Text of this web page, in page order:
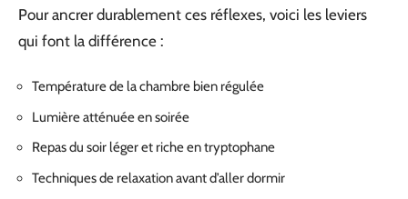
Pour ancrer durablement ces réflexes, voici les leviers
qui font la différence :
Température de la chambre bien régulée
Lumière atténuée en soirée
Repas du soir léger et riche en tryptophane
Techniques de relaxation avant d’aller dormir